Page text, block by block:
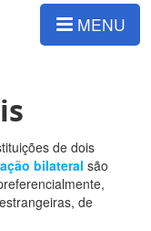
MENU
de dois
bilateral são
de